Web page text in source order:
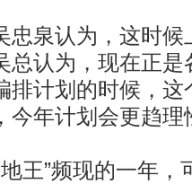
泉认为，这时候
总认为，现在正是
排计划的时候，这
今年计划会更趋理
”频现的一年，